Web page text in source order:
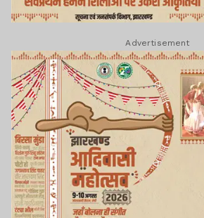
Advertisement